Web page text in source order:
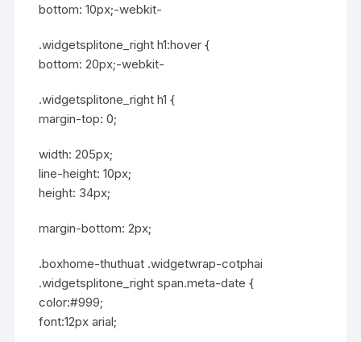
bottom: 10px;-webkit-
.widgetsplitone_right h1:hover {
bottom: 20px;-webkit-
.widgetsplitone_right h1 {
margin-top: 0;
width: 205px;
line-height: 10px;
height: 34px;
margin-bottom: 2px;
.boxhome-thuthuat .widgetwrap-cotphai
.widgetsplitone_right span.meta-date {
color:#999;
font:12px arial;